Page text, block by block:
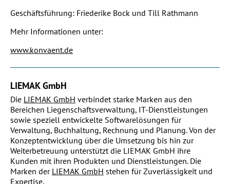
Geschäftsführung: Friederike Bock und Till Rathmann
Mehr Informationen unter:
www.konvaent.de
LIEMAK GmbH
Die LIEMAK GmbH verbindet starke Marken aus den
Bereichen Liegenschaftsverwaltung, IT-Dienstleistungen
sowie speziell entwickelte Softwarelösungen für
Verwaltung, Buchhaltung, Rechnung und Planung. Von der
Konzeptentwicklung über die Umsetzung bis hin zur
Weiterbetreuung unterstützt die LIEMAK GmbH ihre
Kunden mit ihren Produkten und Dienstleistungen. Die
Marken der LIEMAK GmbH stehen für Zuverlässigkeit und
Expertise.